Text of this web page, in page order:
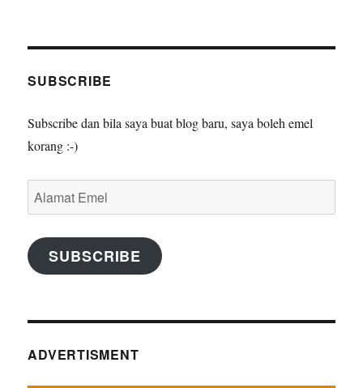
SUBSCRIBE
Subscribe dan bila saya buat blog baru, saya boleh emel
korang :-)
Alamat
Emel
SUBSCRIBE
ADVERTISMENT